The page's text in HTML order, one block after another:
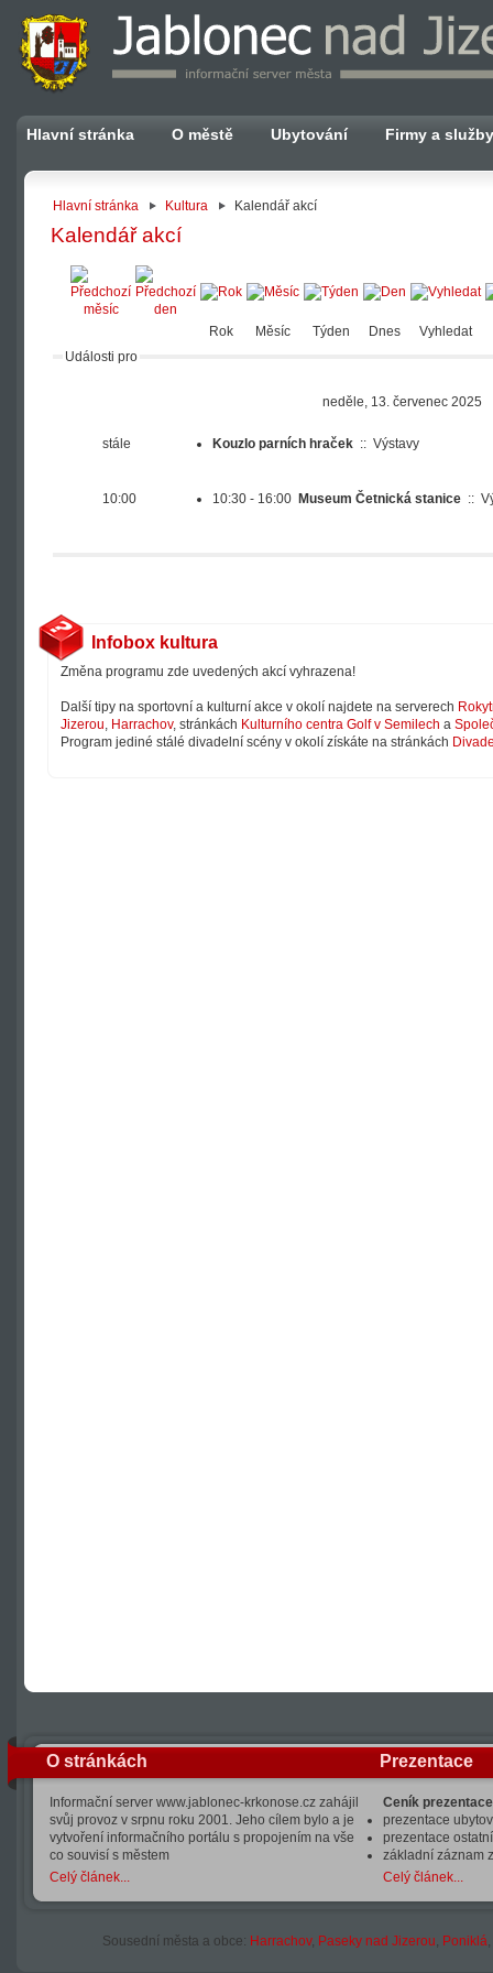
Hlavní stránka O městě Ubytování Firmy a služby
Hlavní stránka Kultura Kalendář akcí
Kalendář akcí
Rok Měsíc Týden Dnes
Vyhledat
Události pro
neděle, 13. červenec 2025
stále Kouzlo parních hraček :: Výstavy
10:00 10:30 - 16:00 Museum Četnická stanice ::
Infobox kultura
Změna programu zde uvedených akcí vyhrazena!
Další tipy na sportovní a kulturní akce v okolí najdete na serverech
Jizerou, Harrachov, stránkách Kulturního centra Golf v Semilech a
Program jediné stálé divadelní scény v okolí získáte na stránkách
O stránkách
Informační server www.jablonec-krkonose.cz zahájil
svůj provoz v srpnu roku 2001. Jeho cílem bylo a je
vytvoření informačního portálu s propojením na vše
co souvisí s městem
Celý článek...
Prezentace
Ceník
prezentace
prezentace
základní záznam
Celý článek...
Sousední města a obce: Harrachov, Paseky nad Jizerou, Poniklá,